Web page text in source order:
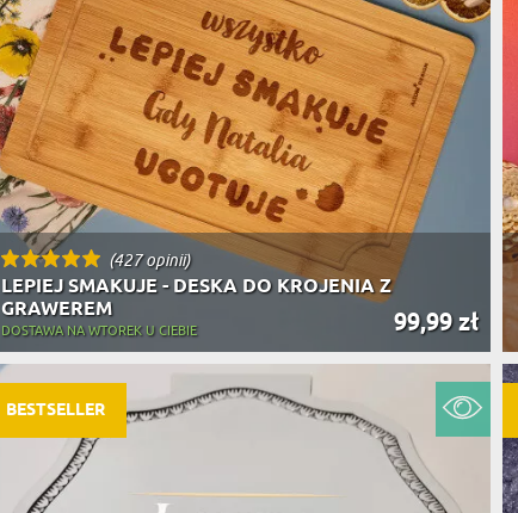
(427 opinii)
LEPIEJ SMAKUJE - DESKA DO KROJENIA Z
GRAWEREM
99,99 zł
DOSTAWA NA WTOREK U CIEBIE
BESTSELLER